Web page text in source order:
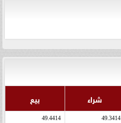
شراء بيع
49.3414
49.4414